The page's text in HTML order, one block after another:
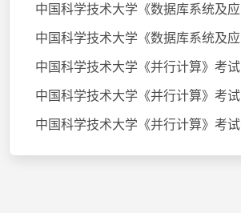
中国科学技术大学《数据库系统及应
中国科学技术大学《数据库系统及应
中国科学技术大学《并行计算》考试
中国科学技术大学《并行计算》考试
中国科学技术大学《并行计算》考试